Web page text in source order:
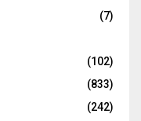
(7)
(102)
(833)
(242)